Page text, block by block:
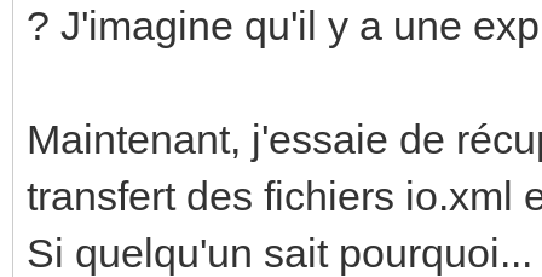
? J'imagine qu'il y a une
Maintenant, j'essaie de
transfert des fichiers io.xml
Si quelqu'un sait pourquoi...